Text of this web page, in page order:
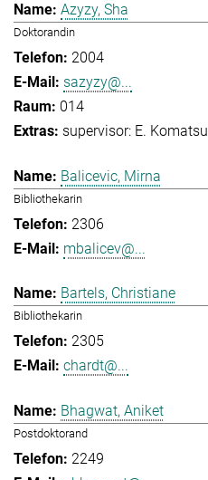
Azyzy, Sha
Doktorandin
2004
sazyzy@...
014
supervisor: E. Komatsu
Balicevic, Mirna
Bibliothekarin
2306
mbalicev@...
Bartels, Christiane
Bibliothekarin
2305
chardt@...
Bhagwat, Aniket
Postdoktorand
2249